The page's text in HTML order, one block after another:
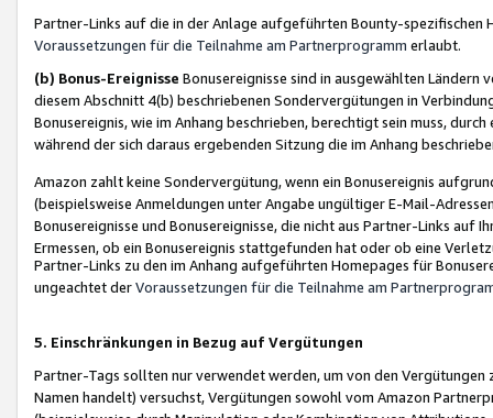
Partner-Links auf die in der Anlage aufgeführten Bounty-spezifischen
Voraussetzungen für die Teilnahme am Partnerprogramm erlaubt.
(b) Bonus-Ereignisse Bonusereignisse sind in ausgewählten Ländern
diesem Abschnitt 4(b) beschriebenen Sondervergütungen in
Bonusereignis, wie im Anhang beschrieben, berechtigt sein muss,
während der sich daraus ergebenden Sitzung die im Anhang
Amazon zahlt keine Sondervergütung, wenn ein Bonusereignis
(beispielsweise Anmeldungen unter Angabe ungültiger E-Mail-
Bonusereignisse und Bonusereignisse, die nicht aus Partner-Links auf
Ermessen, ob ein Bonusereignis stattgefunden hat oder ob eine
Partner-Links zu den im Anhang aufgeführten Homepages für
ungeachtet derVoraussetzungen für die Teilnahme am
5. Einschränkungen in Bezug auf Vergütungen
Partner-Tags sollten nur verwendet werden, um von den
Namen handelt) versuchst, Vergütungen sowohl vom Amazon